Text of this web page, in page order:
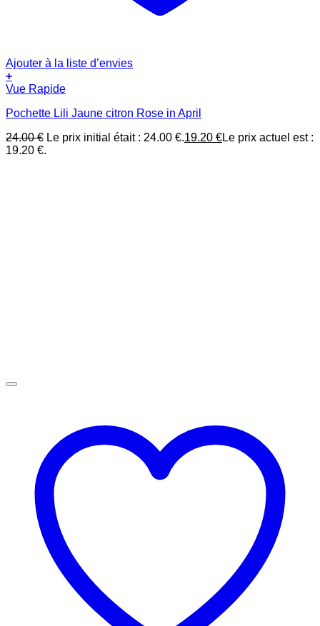
Ajouter à la liste d’envies
+
Vue Rapide
Pochette Lili Jaune citron Rose in April
24.00€ Le prix initial était : 24.00 €.19.20 €Le prix actuel est :
19.20 €.